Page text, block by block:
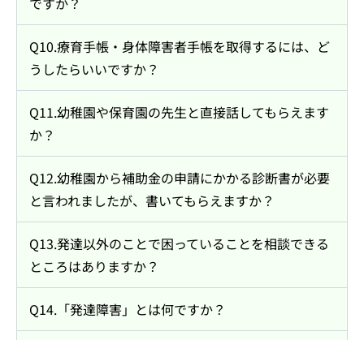
Q10.療育手帳・身体障害者手帳を取得するには、ど
うしたらいいですか？
Q11.幼稚園や保育園の先生と直接話してもらえます
か？
Q12.幼稚園から補助金の申請にかかる診断書が必要
と言われましたが、書いてもらえますか？
Q13.発達以外のことで困っていることを相談できる
ところはありますか？
Q14.「発達障害」とは何ですか？